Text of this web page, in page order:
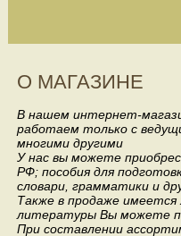
О МАГАЗИНЕ
В нашем интернет-
работаем только с
многими другими
У нас вы можете
РФ; пособия для
словари, грамматики и
Также в продаже имеется
литературы Вы можете
При составлении